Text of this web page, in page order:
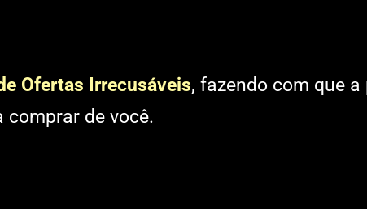
Ofertas Irrecusáveis, fazendo com que
comprar de você.